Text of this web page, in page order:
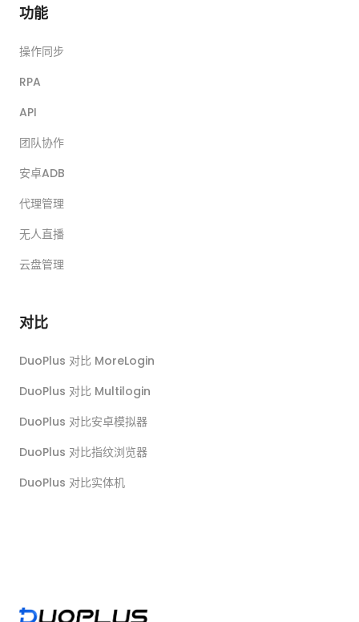
功能
操作同步
RPA
API
团队协作
安卓ADB
代理管理
无人直播
云盘管理
对比
DuoPlus 对比 MoreLogin
DuoPlus 对比 Multilogin
DuoPlus 对比安卓模拟器
DuoPlus 对比指纹浏览器
DuoPlus 对比实体机